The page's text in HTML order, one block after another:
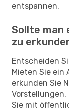
entspannen.
Sollte man
zu
Entscheiden
Mieten Sie ein
erkunden Sie
Vorstellungen.
Sie mit